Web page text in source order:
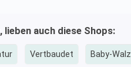
lieben auch diese Shops:
Vertbaudet Baby-Walz